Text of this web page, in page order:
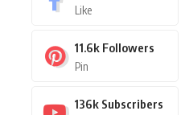
Like
11.6k Followers
Pin
136k Subscribers